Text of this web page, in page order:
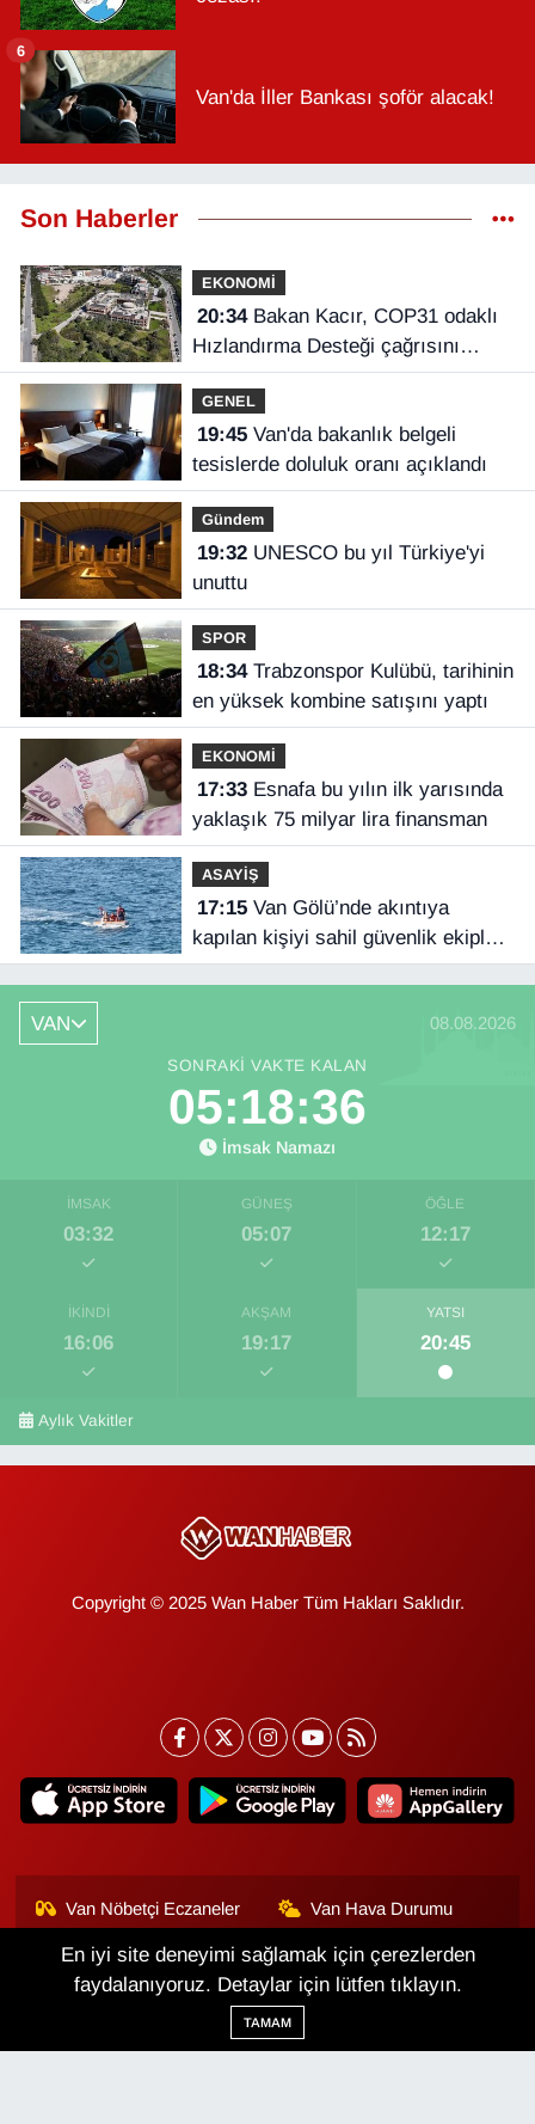
Van'da İller Bankası şoför alacak!
6
Son Haberler
EKONOMİ
20:34Bakan Kacır, COP31 odaklı
Hızlandırma Desteği çağrısını
açıkladı
GENEL
19:45Van'da bakanlık belgeli
tesislerde doluluk oranı açıklandı
Gündem
19:32UNESCO bu yıl Türkiye'yi
unuttu
SPOR
18:34Trabzonspor Kulübü, tarihinin
en yüksek kombine satışını yaptı
EKONOMİ
17:33Esnafa bu yılın ilk yarısında
yaklaşık 75 milyar lira finansman
ASAYİŞ
17:15Van Gölü’nde akıntıya
kapılan kişiyi sahil güvenlik ekipleri
kurtardı
VAN 08.08.2026
SONRAKI VAKTE KALAN
05:18:35
İmsak Namazı
İMSAK
03:32
GÜNEŞ
05:07
ÖĞLE
12:17
İKINDI
16:06
AKŞAM
19:17
YATSI
20:45
Aylık Vakitler
Copyright © 2025 Wan Haber Tüm Hakları Saklıdır.
Van Nöbetçi Eczaneler Van Hava Durumu
Van Namaz Vakitleri
Van Trafik Yoğunluk
Haritası
Puan Durumu ve Fikstür
En iyi site deneyimi sağlamak için çerezlerden
faydalanıyoruz. Detaylar için lütfen tıklayın.
TAMAM